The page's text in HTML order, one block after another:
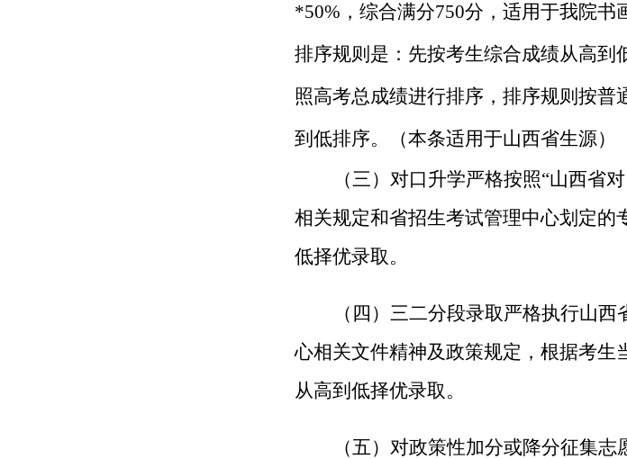
*50%，综合满分750分， 适用于我院书
排序规则是：先按考生综合成绩从高到
照高考总成绩进行排序，排序规则按
到低排序。
（本条适用于山西省生源）
（三）对口升学严格按照“山西省
相关规定和省招生考试管理中心划定的
低择优录取。
（ 四 ）三二分段录取严格执行山
心相关文件精神及政策规定， 根据考生
从高到低择优录取。
（五）对政策性加分或降分征集志